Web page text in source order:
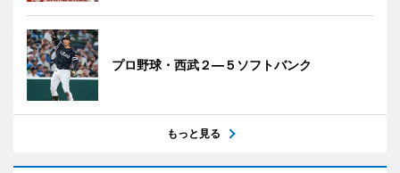
プロ野球・西武２―５ソフトバンク
もっと見る